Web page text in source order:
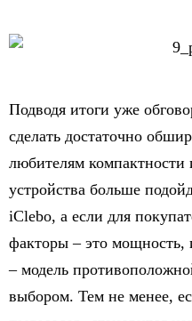
Подводя итоги уже
сделать достаточно
любителям компактности
устройства больше
iClebo, а если для
факторы – это мощность,
– модель
выбором. Тем не менее,